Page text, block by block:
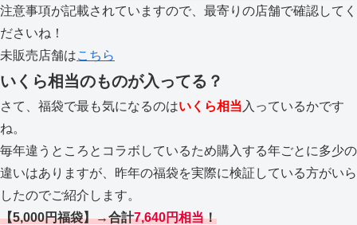
注意事項が記載されていますので、最寄りの店舗で確認してく
ださいね！
未販売店舗はこちら
いくら相当のものが入ってる？
さて、福袋で最も気になるのはいくら相当 入っているかです
ね。
毎年違うところとコラボしているため購入する年ごとに多少の
違いはありますが、昨年の福袋を実際に検証している方がいら
したのでご紹介します。
【5,000円福袋】→合計7,640円相当！